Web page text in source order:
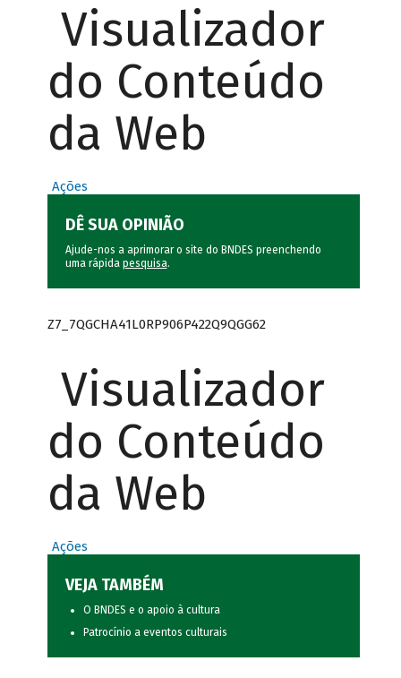
Visualizador
do Conteúdo
da Web
Ações
DÊ SUA OPINIÃO
Ajude-nos a aprimorar o site do BNDES preenchendo
uma rápida pesquisa.
Z7_7QGCHA41L0RP906P422Q9QGG62
Visualizador
do Conteúdo
da Web
Ações
VEJA TAMBÉM
O BNDES e o apoio à cultura
Patrocínio a eventos culturais